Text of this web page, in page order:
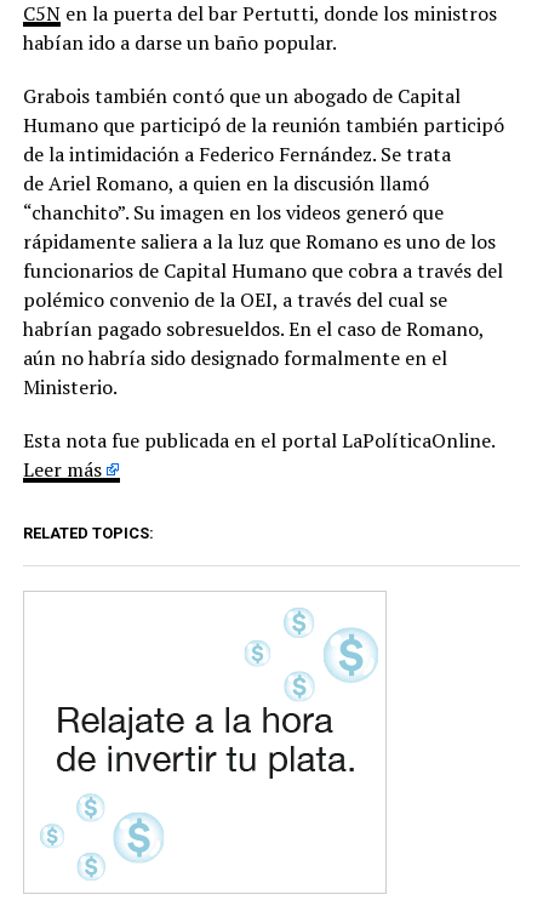
C5Nen la puerta del bar Pertutti, donde los ministros
habían ido a darse un baño popular.
Grabois también contó que un abogado de Capital
Humano que participó de la reunión también participó
de la intimidación a Federico Fernández. Se trata
de Ariel Romano, a quien en la discusión llamó
“chanchito”. Su imagen en los videos generó que
rápidamente saliera a la luz que Romano es uno de los
funcionarios de Capital Humano que cobra a través del
polémico convenio de la OEI, a través del cual se
habrían pagado sobresueldos. En el caso de Romano,
aún no habría sido designado formalmente en el
Ministerio.
Esta nota fue publicada en el portal LaPolíticaOnline.
Leer más
RELATED TOPICS: